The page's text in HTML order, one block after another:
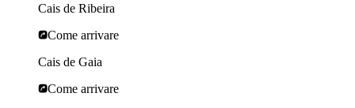
Cais de Ribeira
Come arrivare
Cais de Gaia
Come arrivare